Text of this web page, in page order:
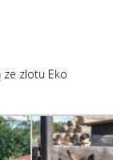
zlotu Eko